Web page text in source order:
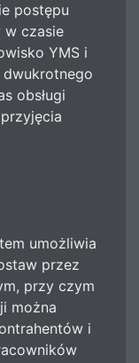
postępu
w czasie
YMS i
dwukrotnego
obsługi
umożliwia
przez
przy czym
można
i